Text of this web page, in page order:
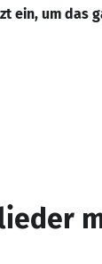
ein, um das